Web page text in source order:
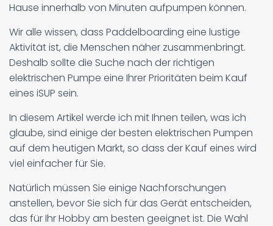
Hause innerhalb von Minuten aufpumpen können.
Wir alle wissen, dass Paddelboarding eine lustige
Aktivität ist, die Menschen näher zusammenbringt.
Deshalb sollte die Suche nach der richtigen
elektrischen Pumpe eine Ihrer Prioritäten beim Kauf
eines iSUP sein.
In diesem Artikel werde ich mit Ihnen teilen, was ich
glaube, sind einige der besten elektrischen Pumpen
auf dem heutigen Markt, so dass der Kauf eines wird
viel einfacher für Sie.
Natürlich müssen Sie einige Nachforschungen
anstellen, bevor Sie sich für das Gerät entscheiden,
das für Ihr Hobby am besten geeignet ist. Die Wahl